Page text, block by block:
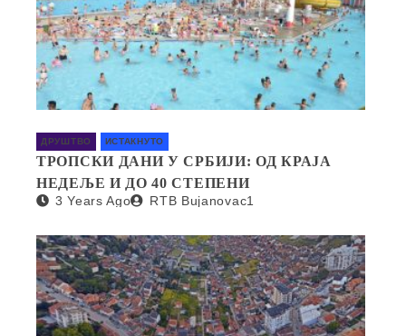
ДРУШТВО ИСТАКНУТО
ТРОПСКИ ДАНИ У СРБИЈИ: ОД КРАЈА
НЕДЕЉЕ И ДО 40 СТЕПЕНИ
3 Years Ago RTB Bujanovac1